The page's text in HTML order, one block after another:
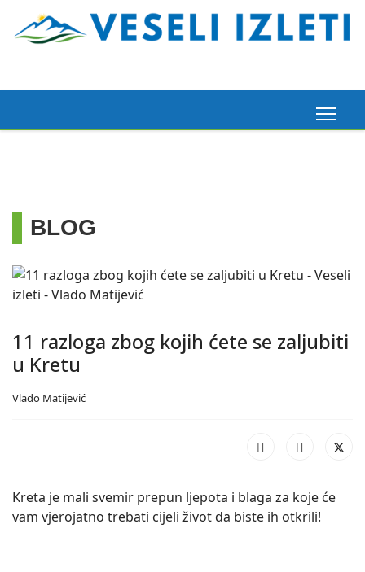
BLOG
11 razloga zbog kojih ćete se zaljubiti
u Kretu
Vlado Matijević
Kreta je mali svemir prepun ljepota i blaga za koje će
vam vjerojatno trebati cijeli život da biste ih otkrili!